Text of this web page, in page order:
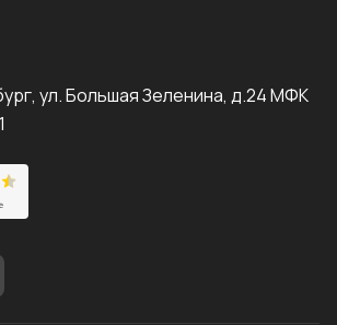
ул. Большая Зеленина, д.24 МФК